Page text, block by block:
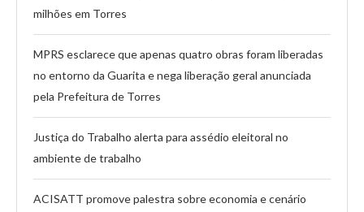
milhões em Torres
MPRS esclarece que apenas quatro obras foram liberadas
no entorno da Guarita e nega liberação geral anunciada
pela Prefeitura de Torres
Justiça do Trabalho alerta para assédio eleitoral no
ambiente de trabalho
ACISATT promove palestra sobre economia e cenário